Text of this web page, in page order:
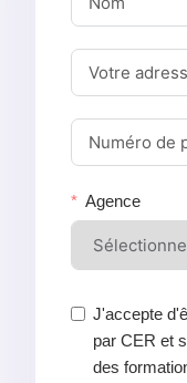
Agence
J'accepte
par CER et
des